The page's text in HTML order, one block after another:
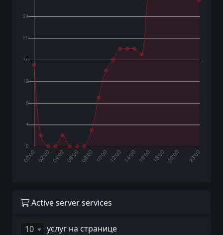
Active server services
10
услуг на странице